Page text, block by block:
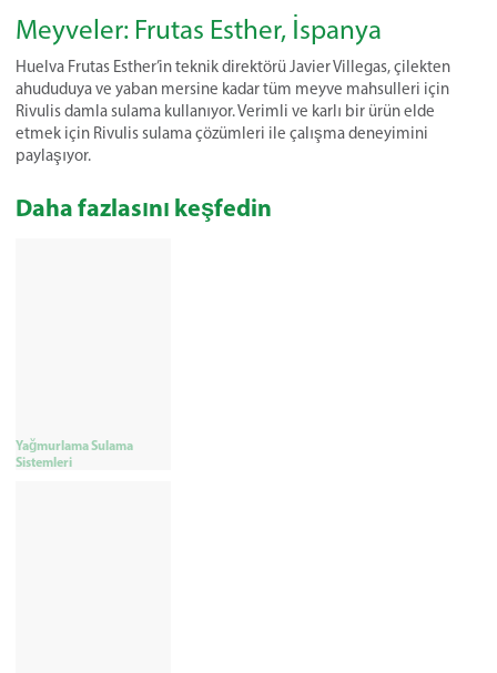
Meyveler: Frutas Esther, İspanya
Huelva Frutas Esther’in teknik direktörü Javier Villegas, çilekten
ahududuya ve yaban mersine kadar tüm meyve mahsulleri için
Rivulis damla sulama kullanıyor. Verimli ve karlı bir ürün elde
etmek için Rivulis sulama çözümleri ile çalışma deneyimini
paylaşıyor.
Daha fazlasını keşfedin
Yağmurlama Sulama
Sistemleri